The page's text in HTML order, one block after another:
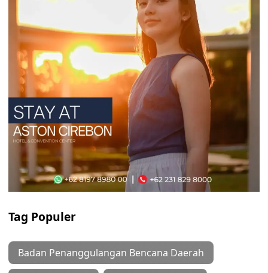
Tag Populer
Badan Penanggulangan Bencana Daerah